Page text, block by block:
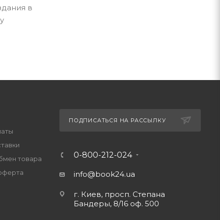
в
товара
ПОДПИСАТЬСЯ НА РАССЫЛКУ
0-800-212-024
info@book24.ua
г. Киев, просп. Степана
Бандеры, 8/16 оф. 500